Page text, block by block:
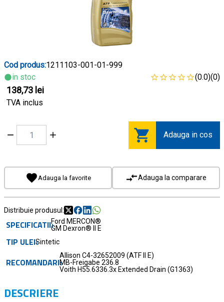
SPECIFICATIIFord MERCON®
GM Dexron® II E
TIP ULEISintetic
RECOMANDARI
Allison C4-32652009 (ATF II E)
MB-Freigabe 236.8
Voith H55.6336.3x Extended Drain (G1363)
Cod produs:1211103-001-01-999
in stoc
(0.0)(0)
138,73 lei
TVA inclus
Adauga in cos
Adauga la favorite Adauga la comparare
Distribuie produsul:
DESCRIERE